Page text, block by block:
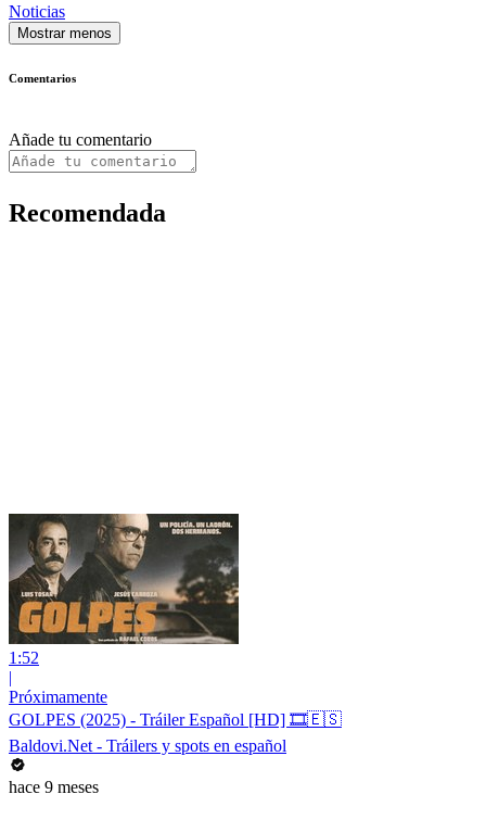
Noticias
Mostrar menos
Comentarios
Añade tu comentario
Recomendada
1:52
|
Próximamente
GOLPES (2025) - Tráiler Español [HD] 🎞️🇪🇸
Baldovi.Net - Tráilers y spots en español
hace 9 meses